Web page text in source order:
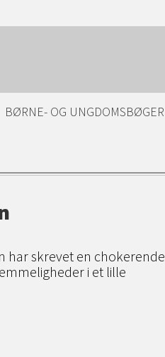
BØRNE- OG UNGDOMSBØGER
har skrevet en chokerende
i et lille